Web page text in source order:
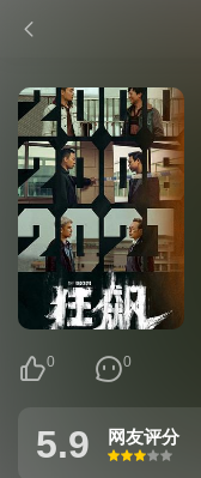
0 0
5.9 网友评分
很差
较差还行推荐力荐